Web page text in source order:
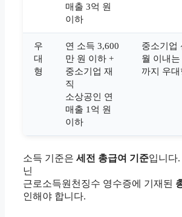
매출 3억 원
이하
우
대
형
연 소득 3,600
만 원 이하 +
중소기업 재
직
소상공인 연
매출 1억 원
이하
중소기업
월 이내
까지 우
소득 기준은 세전 총급여 기준입니다
닌
근로소득원천징수 영수증에 기재된
인해야 합니다.